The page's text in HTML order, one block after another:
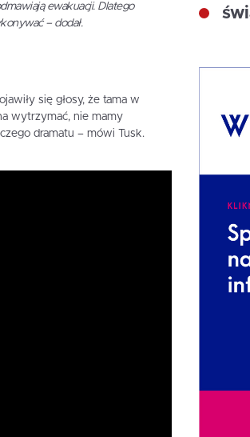
ewakuacji. Dlatego
– dodał.
się głosy, że tama w
wytrzymać, nie mamy
dramatu – mówi Tusk.